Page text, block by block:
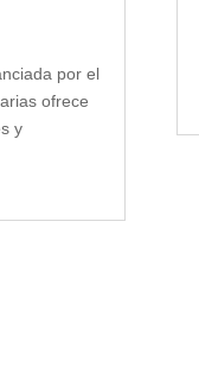
por el
ofrece
y